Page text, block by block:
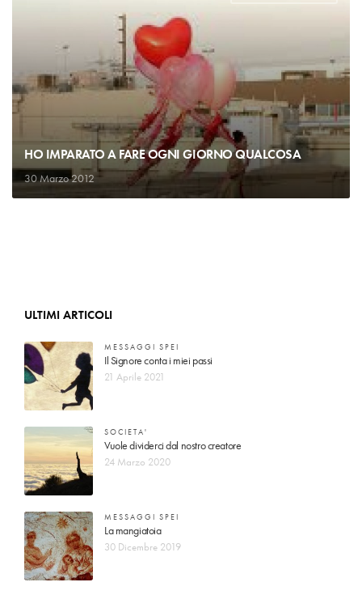
HO IMPARATO A FARE OGNI GIORNO QUALCOSA
30 Marzo 2012
ULTIMI ARTICOLI
MESSAGGI SPEI
Il Signore conta i miei passi
21 Aprile 2021
SOCIETA'
Vuole dividerci dal nostro creatore
24 Marzo 2020
MESSAGGI SPEI
La mangiatoia
30 Dicembre 2019